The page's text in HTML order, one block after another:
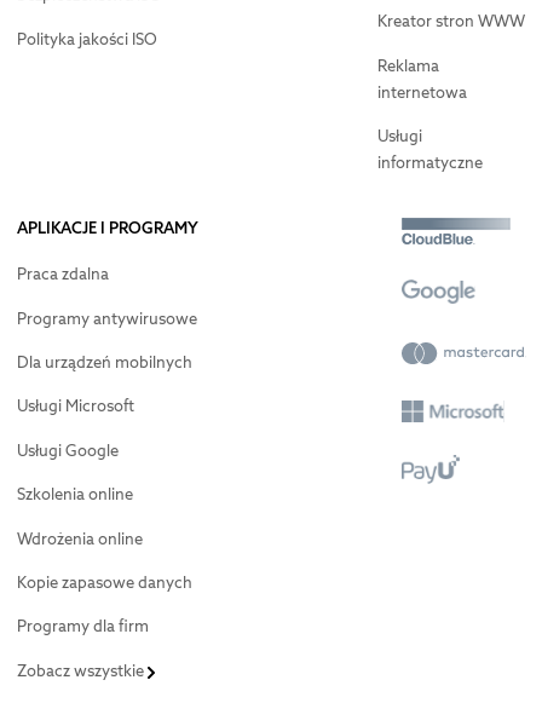
Polityka jakości ISO
Kreator stron WWW
Reklama
internetowa
Usługi
informatyczne
APLIKACJE I PROGRAMY
Praca zdalna
Programy antywirusowe
Dla urządzeń mobilnych
Usługi Microsoft
Usługi Google
Szkolenia online
Wdrożenia online
Kopie zapasowe danych
Programy dla firm
Zobacz wszystkie